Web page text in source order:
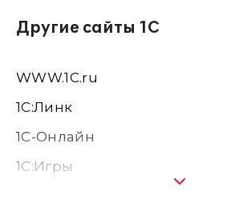
Другие сайты 1С
WWW.1С.ru
1С:Линк
1С-Онлайн
1C:Игры